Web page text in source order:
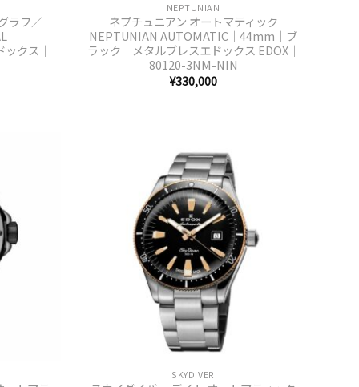
ラフ／
クス｜
NEPTUNIAN
ネプチュニアン オートマティック
NEPTUNIAN AUTOMATIC｜44mm｜ブ
ラック｜メタルブレスエドックス EDOX｜
80120-3NM-NIN
¥330,000
SKYDIVER